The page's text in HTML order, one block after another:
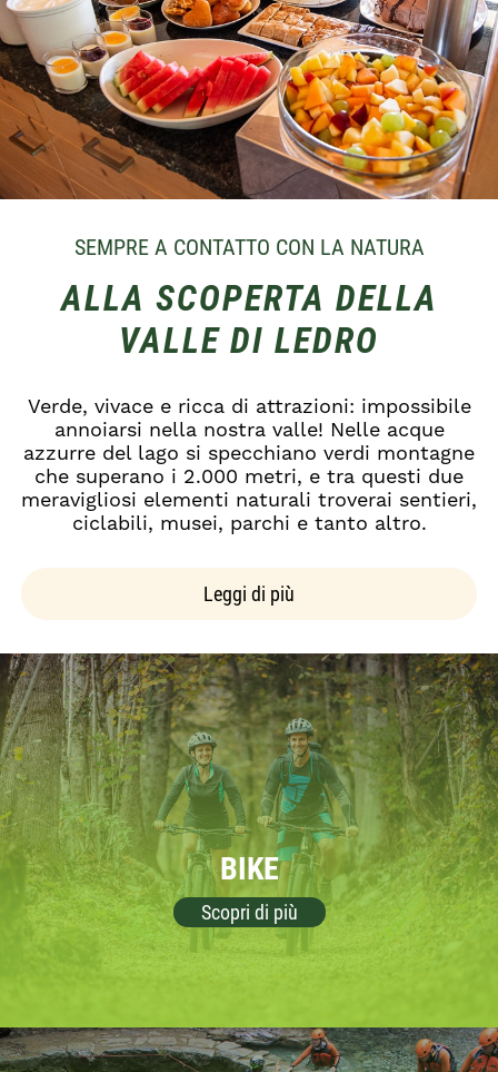
SEMPRE A CONTATTO CON LA NATURA
ALLA SCOPERTA DELLA
VALLE DI LEDRO
Verde, vivace e ricca di attrazioni: impossibile
annoiarsi nella nostra valle! Nelle acque
azzurre del lago si specchiano verdi montagne
che superano i 2.000 metri, e tra questi due
meravigliosi elementi naturali troverai sentieri,
ciclabili, musei, parchi e tanto altro.
Leggi di più
BIKE
Scopri di più